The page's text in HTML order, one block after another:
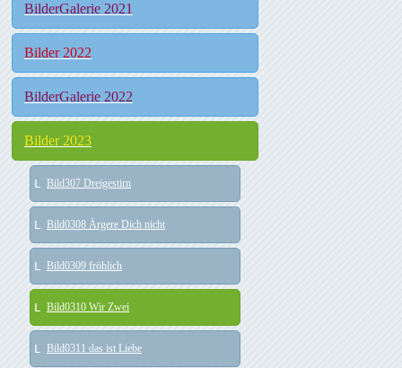
BilderGalerie 2021
Bilder 2022
BilderGalerie 2022
Bilder 2023
Bild307 Dreigestirn
Bild0308 Ärgere Dich nicht
Bild0309 fröhlich
Bild0310 Wir Zwei
Bild0311 das ist Liebe